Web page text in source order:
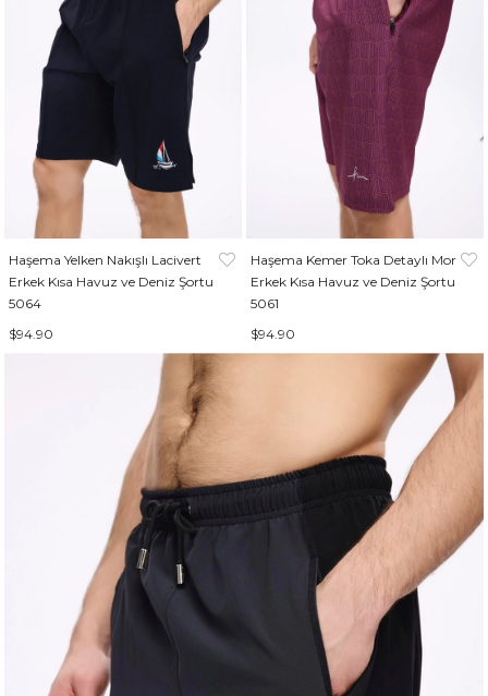
Haşema Yelken Nakışlı Lacivert
Erkek Kısa Havuz ve Deniz Şortu
5064
$94.90
Haşema Kemer Toka Detaylı Mor
Erkek Kısa Havuz ve Deniz Şortu
5061
$94.90